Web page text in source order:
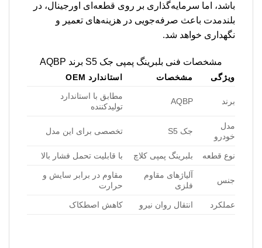
باشد، اما سرمایه‌گذاری بر روی قطعه‌ای اورجینال، در
بلندمدت باعث صرفه‌جویی در هزینه‌های تعمیر و
نگهداری خواهد شد.
مشخصات فنی بلبرینگ پمپی جک S5 برند AQBP
ویژگی مشخصات استاندارد OEM
برند AQBP
مطابق با استاندارد
تولیدکننده
مدل
خودرو
جک S5 تخصصی برای این مدل
نوع قطعه بلبرینگ پمپی کلاچ با قابلیت تحمل فشار بالا
جنس
آلیاژهای مقاوم
فلزی
مقاوم در برابر سایش و
حرارت
عملکرد انتقال روان نیرو کاهش اصطکاک